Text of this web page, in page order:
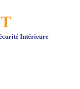
Intérieure